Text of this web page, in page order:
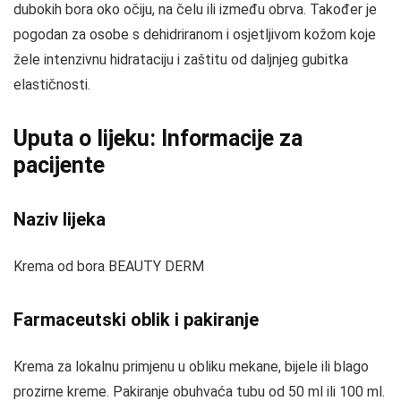
dubokih bora oko očiju, na čelu ili između obrva. Također je
pogodan za osobe s dehidriranom i osjetljivom kožom koje
žele intenzivnu hidrataciju i zaštitu od daljnjeg gubitka
elastičnosti.
Uputa o lijeku: Informacije za
pacijente
Naziv lijeka
Krema od bora BEAUTY DERM
Farmaceutski oblik i pakiranje
Krema za lokalnu primjenu u obliku mekane, bijele ili blago
prozirne kreme. Pakiranje obuhvaća tubu od 50 ml ili 100 ml.